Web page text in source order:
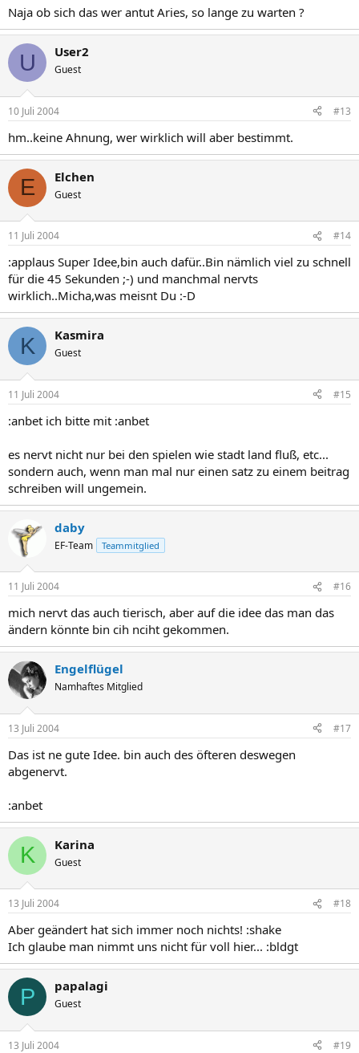
Naja ob sich das wer antut Aries, so lange zu warten ?
U User2
Guest
10 Juli 2004 #13
hm..keine Ahnung, wer wirklich will aber bestimmt.
E Elchen
Guest
11 Juli 2004 #14
:applaus Super Idee,bin auch dafür..Bin nämlich viel zu schnell
für die 45 Sekunden ;-) und manchmal nervts
wirklich..Micha,was meisnt Du :-D
K Kasmira
Guest
11 Juli 2004 #15
:anbet ich bitte mit :anbet
es nervt nicht nur bei den spielen wie stadt land fluß, etc...
sondern auch, wenn man mal nur einen satz zu einem beitrag
schreiben will ungemein.
daby
EF-Team Teammitglied
11 Juli 2004 #16
mich nervt das auch tierisch, aber auf die idee das man das
ändern könnte bin cih nciht gekommen.
Engelflügel
Namhaftes Mitglied
13 Juli 2004 #17
Das ist ne gute Idee. bin auch des öfteren deswegen
abgenervt.
:anbet
K Karina
Guest
13 Juli 2004 #18
Aber geändert hat sich immer noch nichts! :shake
Ich glaube man nimmt uns nicht für voll hier... :bldgt
P papalagi
Guest
13 Juli 2004 #19